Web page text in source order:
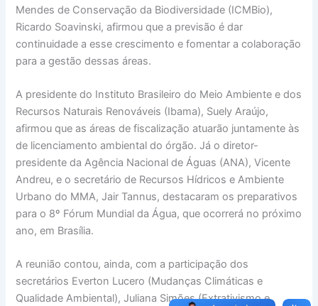
Mendes de Conservação da Biodiversidade (ICMBio),
Ricardo Soavinski, afirmou que a previsão é dar
continuidade a esse crescimento e fomentar a colaboração
para a gestão dessas áreas.
A presidente do Instituto Brasileiro do Meio Ambiente e dos
Recursos Naturais Renováveis (Ibama), Suely Araújo,
afirmou que as áreas de fiscalização atuarão juntamente às
de licenciamento ambiental do órgão. Já o diretor-
presidente da Agência Nacional de Águas (ANA), Vicente
Andreu, e o secretário de Recursos Hídricos e Ambiente
Urbano do MMA, Jair Tannus, destacaram os preparativos
para o 8º Fórum Mundial da Água, que ocorrerá no próximo
ano, em Brasília.
A reunião contou, ainda, com a participação dos
secretários Everton Lucero (Mudanças Climáticas e
Qualidade Ambiental), Juliana Simões (Extrativismo e